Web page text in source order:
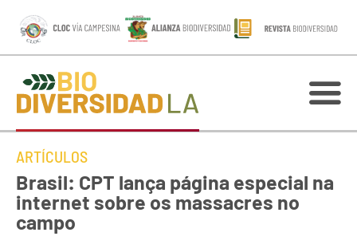
ARTÍCULOS
Brasil: CPT lança página especial na
internet sobre os massacres no
campo